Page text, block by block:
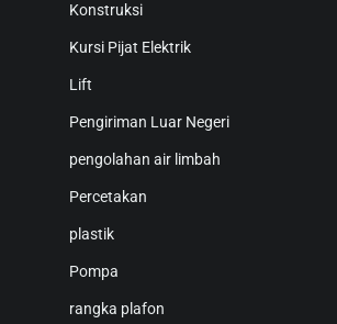
Konstruksi
Kursi Pijat Elektrik
Lift
Pengiriman Luar Negeri
pengolahan air limbah
Percetakan
plastik
Pompa
rangka plafon